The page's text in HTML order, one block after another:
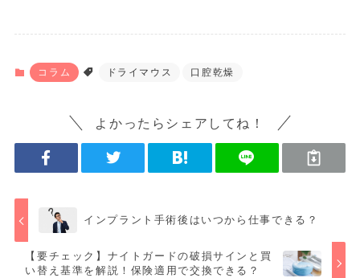
コラム ドライマウス 口腔乾燥
よかったらシェアしてね！
インプラント手術後はいつから仕事できる？
【要チェック】ナイトガードの破損サインと買
い替え基準を解説！保険適用で交換できる？